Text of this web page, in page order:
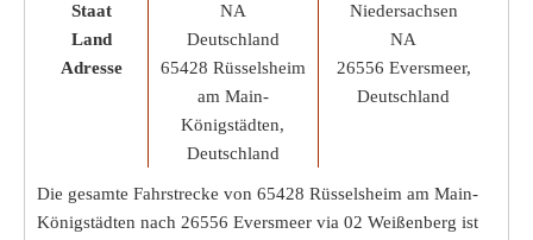
Staat
Land
Adresse
NA
Deutschland
65428 Rüsselsheim
am Main-
Königstädten,
Deutschland
Niedersachsen
NA
26556 Eversmeer,
Deutschland
Die gesamte Fahrstrecke von 65428 Rüsselsheim am Main-
Königstädten nach 26556 Eversmeer via 02 Weißenberg ist